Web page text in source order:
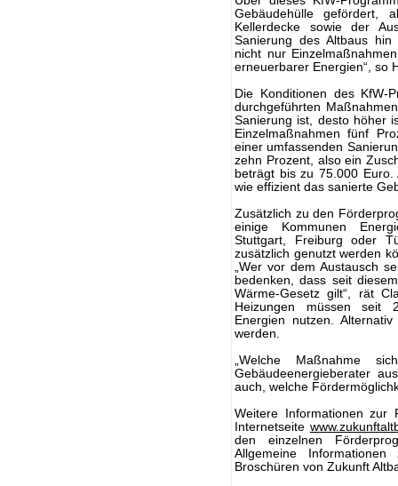
Gebäudehülle gefördert,
Kellerdecke sowie der
Sanierung des Altbaus
nicht nur
erneuerbarer Energien“, so
Die Konditionen des KfW-
durchgeführten
Sanierung ist, desto höher
Einzelmaßnahmen fünf
einer umfassenden
zehn Prozent, also ein
beträgt bis zu 75.000
wie effizient das sanierte
Zusätzlich zu den
einige Kommunen
Stuttgart, Freiburg oder
zusätzlich genutzt werden
„Wer vor dem Austausch
bedenken, dass seit
Wärme-Gesetz gilt“, rät
Heizungen müssen seit
Energien nutzen.
werden.
„Welche Maßnahme
Gebäudeenergieberater
auch, welche
Weitere Informationen zur
Internetseite
den einzelnen
Allgemeine
Broschüren von Zukunft